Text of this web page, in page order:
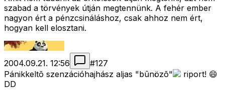
szabad a törvények útján megtennünk. A fehér ember
nagyon ért a pénzcsináláshoz, csak ahhoz nem ért,
hogyan kell elosztani.
2004.09.21. 12:56 #127
Pánikkeltõ szenzációhajhász aljas "bûnözõ"
riport! 😄
DD